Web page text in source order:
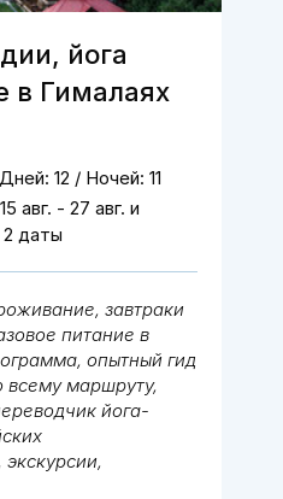
йога
в Гималаях
завтраки
питание в
опытный гид
всему маршруту,
йога-
Дней: 12 / Ночей: 11
15 авг. - 27 авг. и
даты